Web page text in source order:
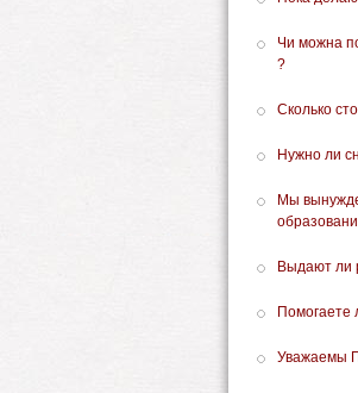
Чи можна
?
Сколько
Нужно ли
Мы
Выдают ли
Уважаемы